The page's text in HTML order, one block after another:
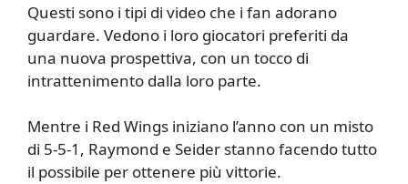
Questi sono i tipi di video che i fan adorano
guardare. Vedono i loro giocatori preferiti da
una nuova prospettiva, con un tocco di
intrattenimento dalla loro parte.
Mentre i Red Wings iniziano l’anno con un misto
di 5-5-1, Raymond e Seider stanno facendo tutto
il possibile per ottenere più vittorie.